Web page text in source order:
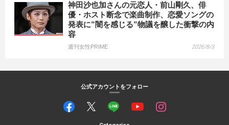
神田沙也加さんの元恋人・前山剛久、俳
優・ホスト断念で楽曲制作、恋愛ソングの
発表に”闇を感じる”物議を醸した衝撃の内
容
週刊女性PRIME 2026/8/3
公式アカウントをフォロー